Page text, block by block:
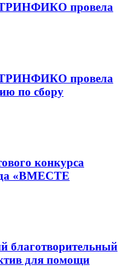
ТРИНФИКО провела
ТРИНФИКО провела
по сбору
конкурса
«ВМЕСТЕ
благотворительный
для помощи